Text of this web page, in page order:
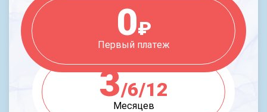
0₽
Первый платеж
3/6/12
Месяцев